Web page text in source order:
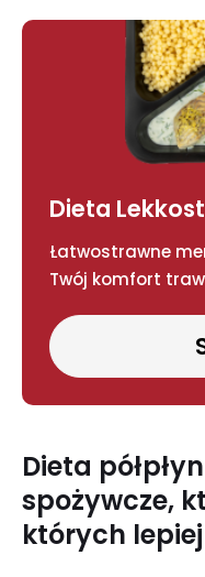
Dieta
Łatwostrawne
Twój komfort
Dieta
spożywcze,
których